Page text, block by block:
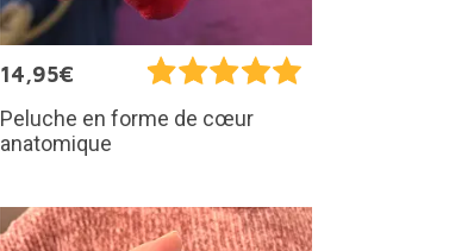
14,95€
Peluche en forme de cœur
anatomique